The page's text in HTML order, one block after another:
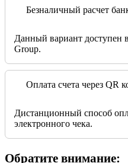
Безналичный расчет
Данный вариант доступен
Group.
Оплата счета через QR
Дистанционный способ
электронного чека.
Обратите внимание: